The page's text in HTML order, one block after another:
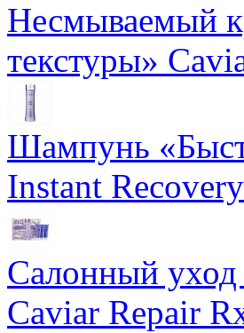
Несмываемый
текстуры»
Шампунь
Instant
Салонный уход
Caviar Repair